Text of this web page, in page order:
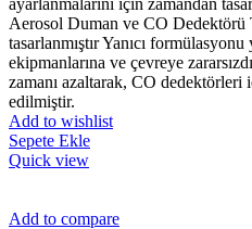
Aerosol Duman ve CO Dedektörü
tasarlanmıştır Yanıcı
ekipmanlarına ve çevreye
zamanı azaltarak, CO dedektörleri
edilmiştir.
Add to wishlist
Sepete Ekle
Quick view
Add to compare